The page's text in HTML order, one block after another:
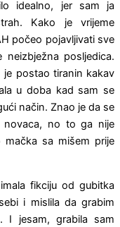
idealno, jer sam ja
Kako je vrijeme
počeo pojavljivati sve
posljedica.
je postao tiranin kakav
u doba kad sam se
način. Znao je da se
no to ga nije
sa mišem prije
fikciju od gubitka
i mislila da grabim
I jesam, grabila sam